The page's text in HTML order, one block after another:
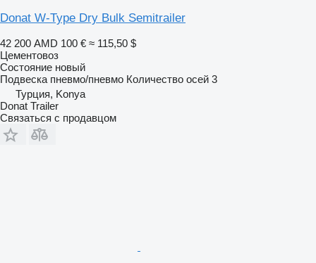
Donat W-Type Dry Bulk Semitrailer
42 200 AMD 100 € ≈ 115,50 $
Цементовоз
Состояние новый
Подвеска пневмо/пневмо Количество осей 3
Турция, Konya
Donat Trailer
Связаться с продавцом